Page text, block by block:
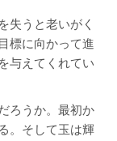
失うと老いがく
標に向かって進
与えてくれてい
ろうか。最初か
。そして玉は輝